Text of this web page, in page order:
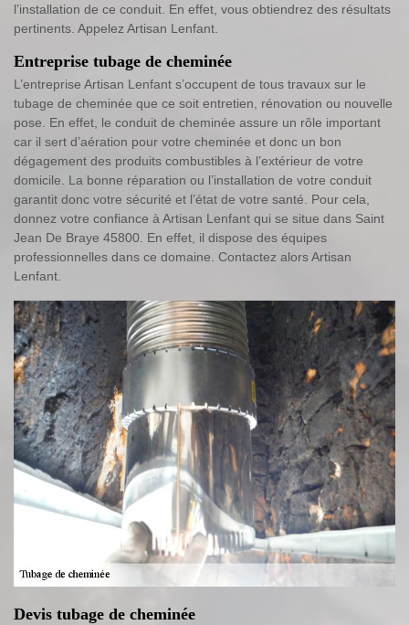
l’installation de ce conduit. En effet, vous obtiendrez des résultats
pertinents. Appelez Artisan Lenfant.
Entreprise tubage de cheminée
L’entreprise Artisan Lenfant s’occupent de tous travaux sur le
tubage de cheminée que ce soit entretien, rénovation ou nouvelle
pose. En effet, le conduit de cheminée assure un rôle important
car il sert d’aération pour votre cheminée et donc un bon
dégagement des produits combustibles à l’extérieur de votre
domicile. La bonne réparation ou l’installation de votre conduit
garantit donc votre sécurité et l’état de votre santé. Pour cela,
donnez votre confiance à Artisan Lenfant qui se situe dans Saint
Jean De Braye 45800. En effet, il dispose des équipes
professionnelles dans ce domaine. Contactez alors Artisan
Lenfant.
Devis tubage de cheminée